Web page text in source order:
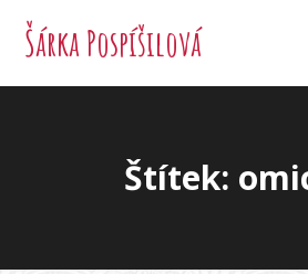
Šárka Pospíšilová
Štítek: